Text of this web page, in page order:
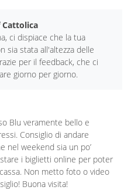
ci dispiace che la tua
sia stata all'altezza delle
per il feedback, che ci
giorno per giorno.
Blu veramente bello e
Consiglio di andare
nel weekend sia un po’
i biglietti online per poter
Non metto foto o video
Buona visita!